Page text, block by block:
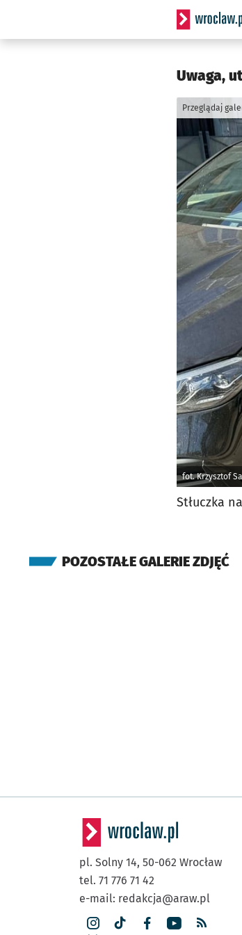
Serwis
Uwaga,
fot. Krzysztof
Przeglądaj
Stłuczka
POZOSTAŁE GALERIE ZDJĘĆ
pl. Solny 14, 50-062 Wrocław
tel. 71 776 71 42
e-mail: redakcja@araw.pl